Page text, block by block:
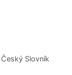
Slovník